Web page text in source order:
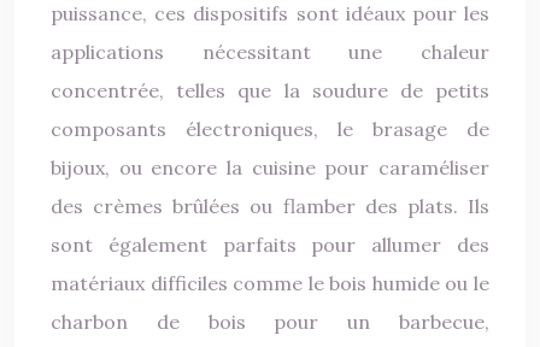
puissance, ces dispositifs sont idéaux pour les
applications nécessitant une chaleur
concentrée, telles que la soudure de petits
composants électroniques, le brasage de
bijoux, ou encore la cuisine pour caraméliser
des crèmes brûlées ou flamber des plats. Ils
sont également parfaits pour allumer des
matériaux difficiles comme le bois humide ou le
charbon de bois pour un barbecue,